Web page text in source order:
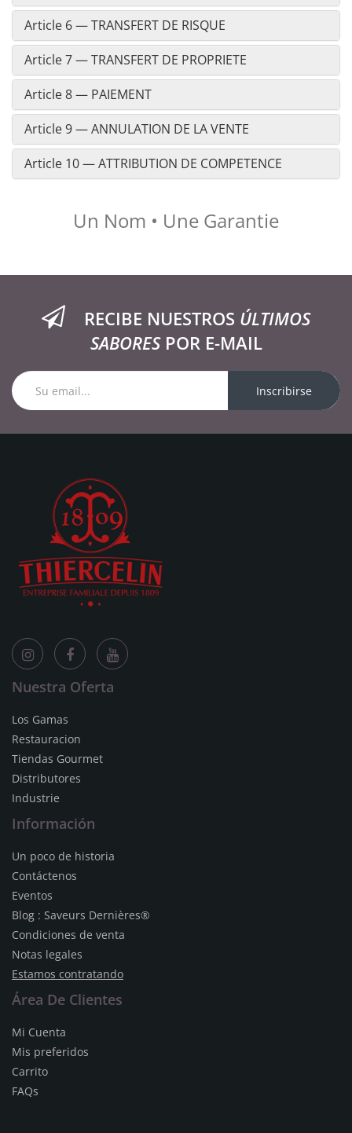
Article 6 — TRANSFERT DE RISQUE
Article 7 — TRANSFERT DE PROPRIETE
Article 8 — PAIEMENT
Article 9 — ANNULATION DE LA VENTE
Article 10 — ATTRIBUTION DE COMPETENCE
Un Nom • Une Garantie
RECIBE NUESTROS ÚLTIMOS
SABORESPOR E-MAIL
Inscribirse
Nuestra Oferta
Los Gamas
Restauracion
Tiendas Gourmet
Distributores
Industrie
Información
Un poco de historia
Contáctenos
Eventos
Blog : Saveurs Dernières®
Condiciones de venta
Notas legales
Estamos contratando
Área De Clientes
Mi Cuenta
Mis preferidos
Carrito
FAQs